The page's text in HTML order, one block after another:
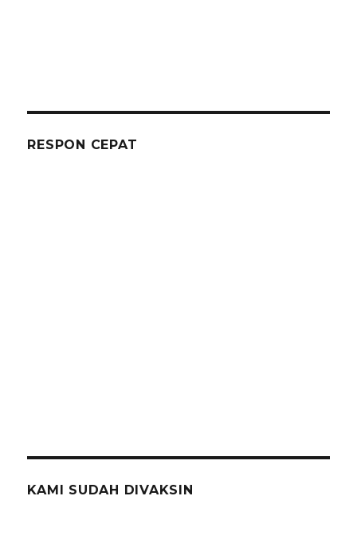
RESPON CEPAT
KAMI SUDAH DIVAKSIN